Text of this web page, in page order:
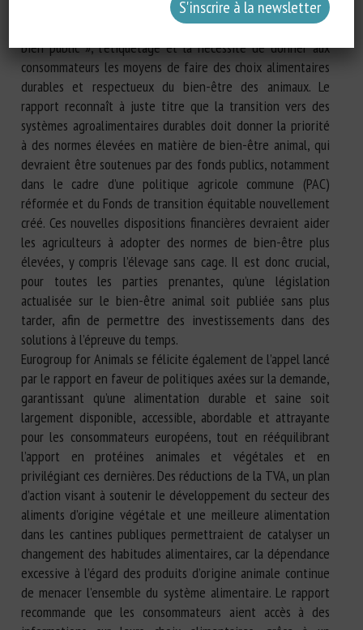
ses contributions importantes concernant les politiques sur
le bien-être animal, le commerce, « l’argent public pour le
bien public », l’étiquetage et la nécessité de donner aux
consommateurs les moyens de faire des choix alimentaires
durables et respectueux du bien-être des animaux. Le
rapport reconnaît à juste titre que la transition vers des
systèmes agroalimentaires durables doit donner la priorité
à des normes élevées en matière de bien-être animal, qui
devraient être soutenues par des fonds publics, notamment
dans le cadre d’une politique agricole commune (PAC)
réformée et du Fonds de transition équitable nouvellement
créé. Ces nouvelles dispositions financières devraient aider
les agriculteurs à adopter des normes de bien-être plus
élevées, y compris l’élevage sans cage. Il est donc crucial,
pour toutes les parties prenantes, qu’une législation
actualisée sur le bien-être animal soit publiée sans plus
tarder, afin de permettre des investissements dans des
solutions à l’épreuve du temps.
Eurogroup for Animals se félicite également de l’appel lancé
par le rapport en faveur de politiques axées sur la demande,
garantissant qu’une alimentation durable et saine soit
largement disponible, accessible, abordable et attrayante
pour les consommateurs européens, tout en rééquilibrant
l’apport en protéines animales et végétales et en
privilégiant ces dernières. Des réductions de la TVA, un plan
d’action visant à soutenir le développement du secteur des
aliments d’origine végétale et une meilleure alimentation
dans les cantines publiques permettraient de catalyser un
changement des habitudes alimentaires, car la dépendance
excessive à l’égard des produits d’origine animale continue
de menacer l’ensemble du système alimentaire. Le rapport
recommande que les consommateurs aient accès à des